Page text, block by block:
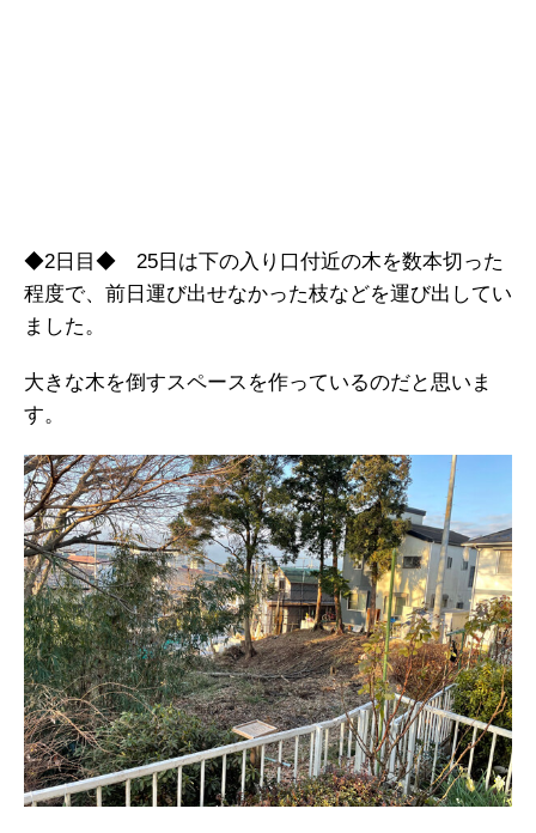
◆2日目◆ 25日は下の入り口付近の木を数本切った
程度で、前日運び出せなかった枝などを運び出してい
ました。
大きな木を倒すスペースを作っているのだと思いま
す。